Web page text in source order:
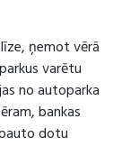
ņemot vērā
varētu
no autoparka
bankas
dotu